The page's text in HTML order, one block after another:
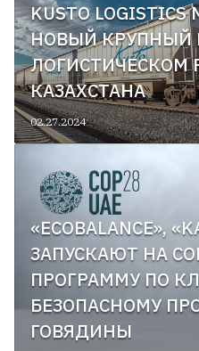
KUSTO LOGISTICS
НОВЫЙ КРУПНЫЙ
ЛОГИСТИЧЕСКОМ
КАЗАХСТАНА
02.27.2024
«ECOBALANCE»,
ЗАПУСКАЮТ НА
ПРОГРАММУ ПО
БЕЗОПАСНОМУ
ГОВЯДИНЫ